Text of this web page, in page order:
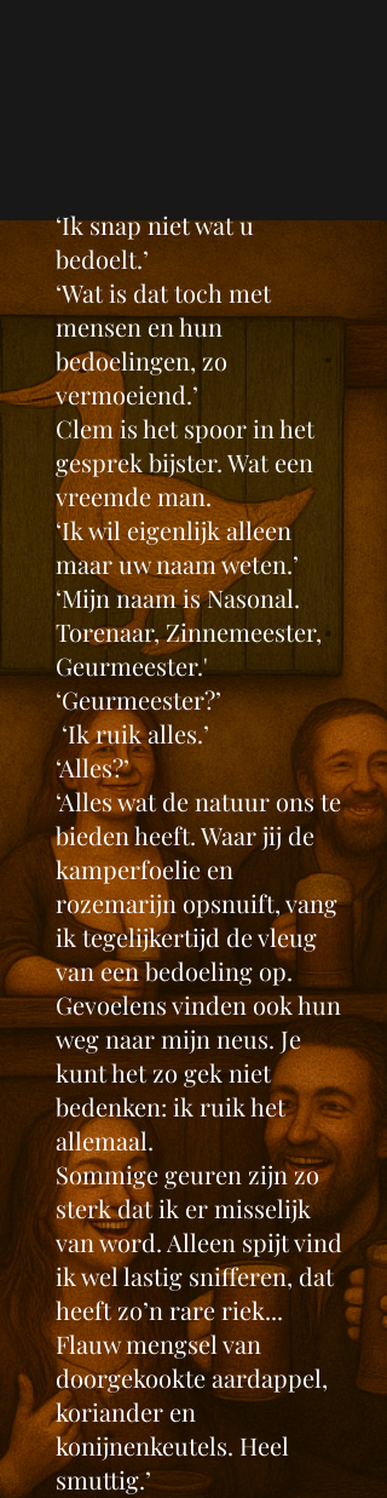
‘Ik snap niet wat u
bedoelt.’
‘Wat is dat toch met
mensen en hun
bedoelingen, zo
vermoeiend.’
Clem is het spoor in het
gesprek bijster. Wat een
vreemde man.
‘Ik wil eigenlijk alleen
maar uw naam weten.’
‘Mijn naam is Nasonal.
Torenaar, Zinnemeester,
Geurmeester.'
‘Geurmeester?’
‘Ik ruik alles.’
‘Alles?’
‘Alles wat de natuur ons te
bieden heeft. Waar jij de
kamperfoelie en
rozemarijn opsnuift, vang
ik tegelijkertijd de vleug
van een bedoeling op.
Gevoelens vinden ook hun
weg naar mijn neus. Je
kunt het zo gek niet
bedenken: ik ruik het
allemaal.
Sommige geuren zijn zo
sterk dat ik er misselijk
van word. Alleen spijt vind
ik wel lastig snifferen, dat
heeft zo’n rare riek...
Flauw mengsel van
doorgekookte aardappel,
koriander en
konijnenkeutels. Heel
smuttig.’